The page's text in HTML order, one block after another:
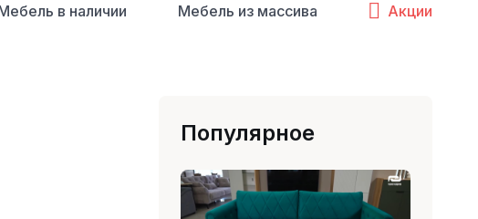
в наличии Мебель из массива Акции
Популярное